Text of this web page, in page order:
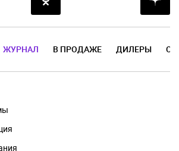
ЖУРНАЛ В ПРОДАЖЕ ДИЛЕРЫ